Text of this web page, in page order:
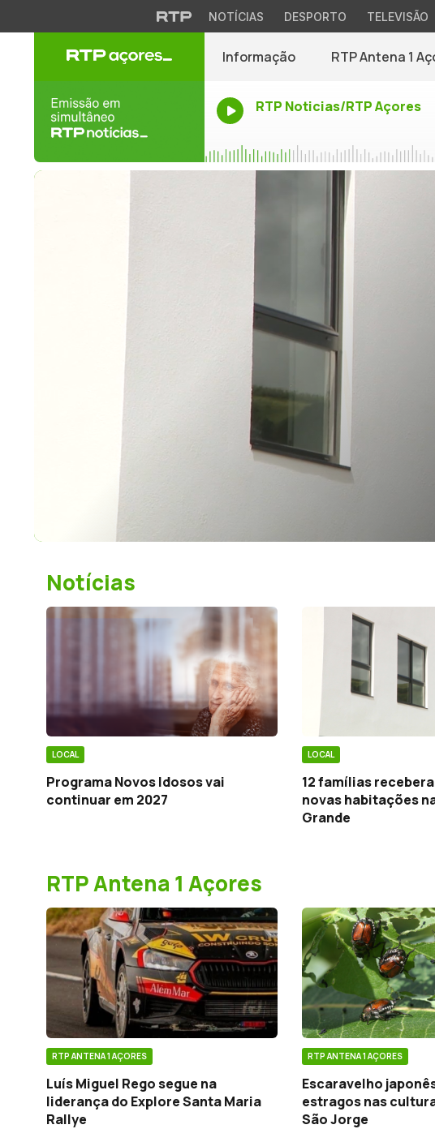
NOTÍCIAS DESPORTO TELEVISÃO
Informação RTP Antena 1
RTP Noticias/RTP Açores
Notícias
LOCAL
Programa Novos Idosos vai
continuar em 2027
LOCAL
12 famílias
novas habitações
Grande
RTP Antena 1 Açores
RTP ANTENA 1 AÇORES
Luís Miguel Rego segue na
liderança do Explore Santa Maria
Rallye
RTP ANTENA 1 AÇORES
Escaravelho
estragos nas
São Jorge